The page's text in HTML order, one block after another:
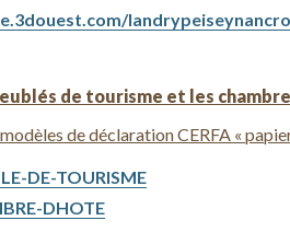
de tourisme et les
de déclaration CERFA «
DE-TOURISME
DHOTE